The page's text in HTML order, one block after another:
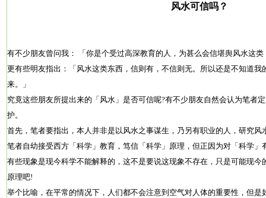
风水可信吗？
有不少朋友曾问我： 「你是个受过高深教育的人，为甚么会信堪舆风水这
更有些明友指出：「风水这类东西，信则有，不信则无。所以还是不知道我
来。」
究竟这些朋友所提出来的「风水」是否可信呢?有不少朋友自然会认为笔者
护。
首先，笔者要指出，本人并非是以风水之事谋生，乃另有职业的人，研究风
笔者自幼接受西方「科学」教育，笃信「科学」原理，但正因为对「科学
有些现象是现今科学不能解释的，这不是要说这现象不存在，只是可能现
原理吧!
举个比喻，在平常的情况下，人们都不会注意到空气对人体的重要性，但